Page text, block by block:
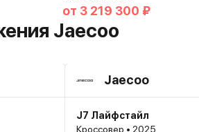
от 3 219 300 ₽
Jaecoo
Jaecoo
J7 Лайфстайл
Кроссовер • 2025